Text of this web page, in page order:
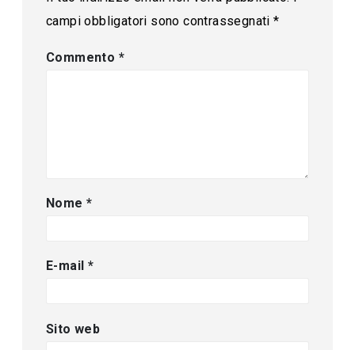
campi obbligatori sono contrassegnati*
Commento *
Nome *
E-mail *
Sito web